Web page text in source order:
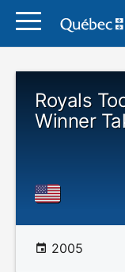
Royals
Winner
2005